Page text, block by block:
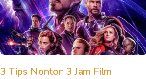
3 Tips Nonton 3 Jam Film